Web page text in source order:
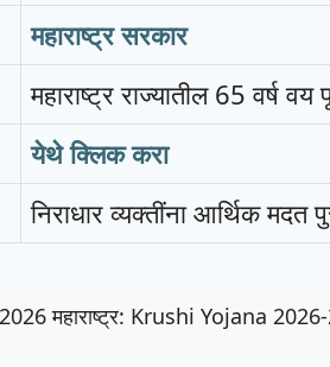
महाराष्ट्र सरकार
महाराष्ट्र राज्यातील 65 वर्ष
येथे क्लिक करा
निराधार व्यक्तींना आर्थिक मदत
महाराष्ट्र: Krushi Yojana